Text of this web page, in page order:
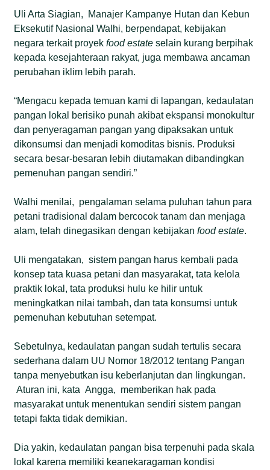
Uli Arta Siagian, Manajer Kampanye Hutan dan Kebun
Eksekutif Nasional Walhi, berpendapat, kebijakan
negara terkait proyekfood estate selain kurang berpihak
kepada kesejahteraan rakyat, juga membawa ancaman
perubahan iklim lebih parah.
“Mengacu kepada temuan kami di lapangan, kedaulatan
pangan lokal berisiko punah akibat ekspansi monokultur
dan penyeragaman pangan yang dipaksakan untuk
dikonsumsi dan menjadi komoditas bisnis. Produksi
secara besar-besaran lebih diutamakan dibandingkan
pemenuhan pangan sendiri.”
Walhi menilai, pengalaman selama puluhan tahun para
petani tradisional dalam bercocok tanam dan menjaga
alam, telah dinegasikan dengan kebijakanfood estate.
Uli mengatakan, sistem pangan harus kembali pada
konsep tata kuasa petani dan masyarakat, tata kelola
praktik lokal, tata produksi hulu ke hilir untuk
meningkatkan nilai tambah, dan tata konsumsi untuk
pemenuhan kebutuhan setempat.
Sebetulnya, kedaulatan pangan sudah tertulis secara
sederhana dalam UU Nomor 18/2012 tentang Pangan
tanpa menyebutkan isu keberlanjutan dan lingkungan.
Aturan ini, kata Angga, memberikan hak pada
masyarakat untuk menentukan sendiri sistem pangan
tetapi fakta tidak demikian.
Dia yakin, kedaulatan pangan bisa terpenuhi pada skala
lokal karena memiliki keanekaragaman kondisi